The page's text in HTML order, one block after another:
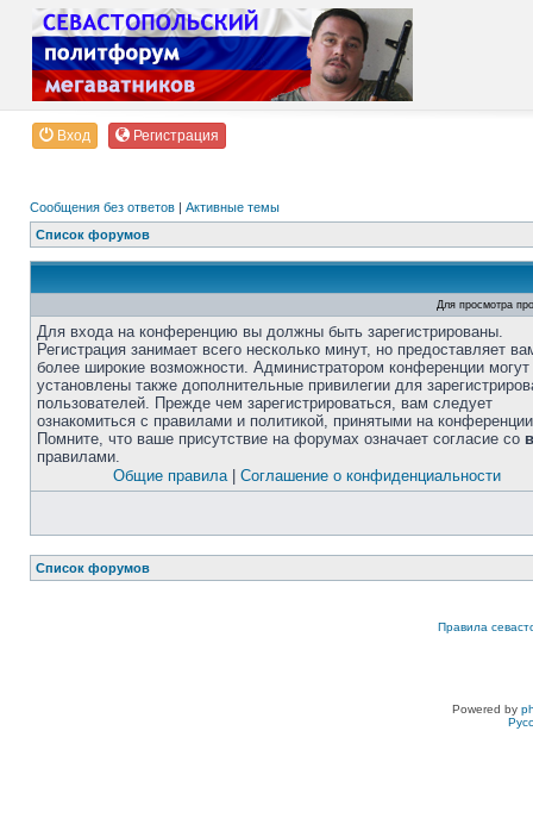
Вход Регистрация
Сообщения без ответов | Активные темы
Список форумов
Для просмотра
Для входа на конференцию вы должны быть зарегистрированы.
Регистрация занимает всего несколько минут, но предоставляет
более широкие возможности. Администратором конференции
установлены также дополнительные привилегии для
пользователей. Прежде чем зарегистрироваться, вам следует
ознакомиться с правилами и политикой, принятыми на
Помните, что ваше присутствие на форумах означает согласие со
правилами.
Общие правила| Соглашение о конфиденциальности
Список форумов
Правила
Powered by